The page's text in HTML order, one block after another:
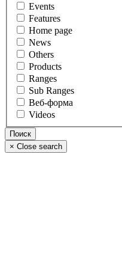
Events
Features
Home page
News
Others
Products
Ranges
Sub Ranges
Веб-форма
Videos
× Close search